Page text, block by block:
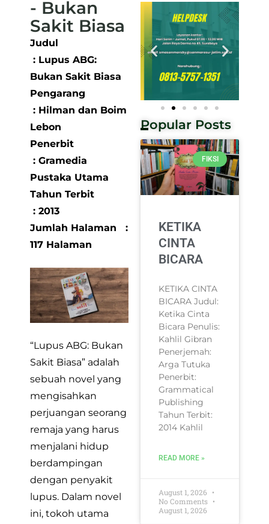
- Bukan
Sakit Biasa
Judul
: Lupus ABG:
Bukan Sakit Biasa
Pengarang
: Hilman dan Boim
Lebon
Penerbit
: Gramedia
Pustaka Utama
Tahun Terbit
: 2013
Jumlah Halaman :
117 Halaman
“Lupus ABG: Bukan
Sakit Biasa” adalah
sebuah novel yang
mengisahkan
perjuangan seorang
remaja yang harus
menjalani hidup
berdampingan
dengan penyakit
lupus. Dalam novel
ini, tokoh utama
Popular Posts
FIKSI
KETIKA
CINTA
BICARA
KETIKA CINTA
BICARA Judul:
Ketika Cinta
Bicara Penulis:
Kahlil Gibran
Penerjemah:
Arga Tutuka
Penerbit:
Grammatical
Publishing
Tahun Terbit:
2014 Kahlil
READ MORE »
August 1, 2026
No Comments
August 1, 2026